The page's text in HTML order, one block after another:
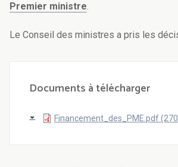
Premier ministre.
Le Conseil des ministres a pris les
Documents à télécharger
Financement_des_PME.pdf